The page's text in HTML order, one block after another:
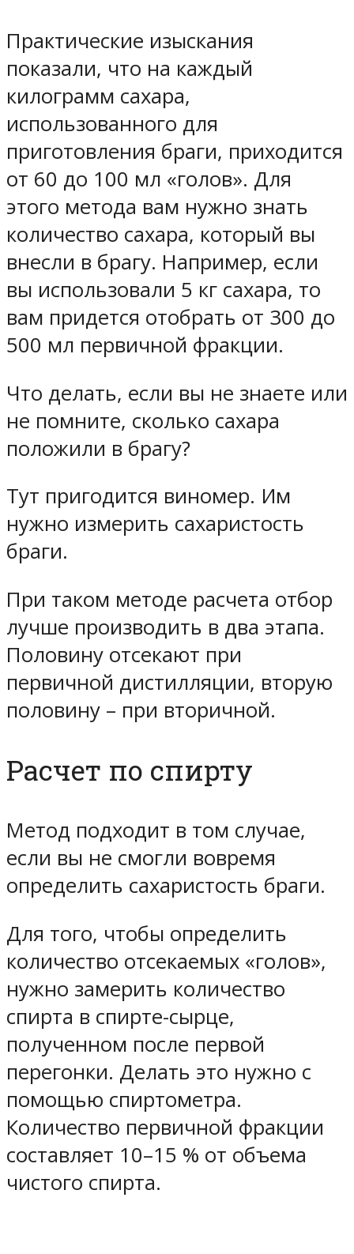
Практические изыскания
показали, что на каждый
килограмм сахара,
использованного для
приготовления браги, приходится
от 60 до 100 мл «голов». Для
этого метода вам нужно знать
количество сахара, который вы
внесли в брагу. Например, если
вы использовали 5 кг сахара, то
вам придется отобрать от 300 до
500 мл первичной фракции.
Что делать, если вы не знаете или
не помните, сколько сахара
положили в брагу?
Тут пригодится виномер. Им
нужно измерить сахаристость
браги.
При таком методе расчета отбор
лучше производить в два этапа.
Половину отсекают при
первичной дистилляции, вторую
половину – при вторичной.
Расчет по спирту
Метод подходит в том случае,
если вы не смогли вовремя
определить сахаристость браги.
Для того, чтобы определить
количество отсекаемых «голов»,
нужно замерить количество
спирта в спирте-сырце,
полученном после первой
перегонки. Делать это нужно с
помощью спиртометра.
Количество первичной фракции
составляет 10–15 % от объема
чистого спирта.